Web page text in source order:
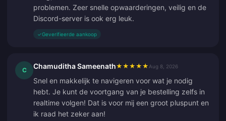
problemen. Zeer snelle opwaarderingen, veilig en de
Discord-server is ook erg leuk.
✓Geverifieerde aankoop
C Chamuditha Sameenath★ ★ ★ ★ ★ Aug 8, 2026
Snel en makkelijk te navigeren voor wat je nodig
hebt. Je kunt de voortgang van je bestelling zelfs in
realtime volgen! Dat is voor mij een groot pluspunt en
ik raad het zeker aan!